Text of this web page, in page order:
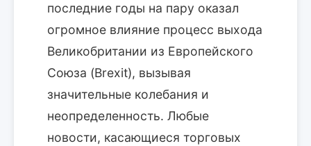
последние годы на пару оказал
огромное влияние процесс выхода
Великобритании из Европейского
Союза (Brexit), вызывая
значительные колебания и
неопределенность. Любые
новости, касающиеся торговых